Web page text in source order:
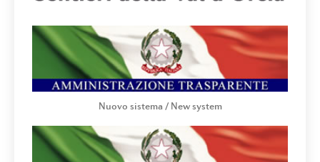
Nuovo sistema / New system